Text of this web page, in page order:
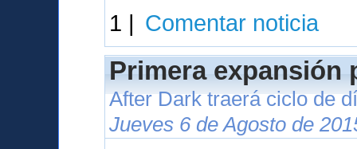
1 | Comentar noticia
Primera expansión
After Dark traerá ciclo de
Jueves 6 de Agosto de